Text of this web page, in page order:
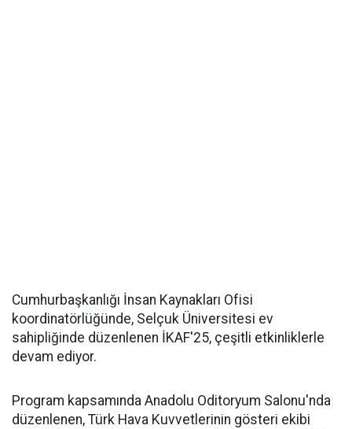
Cumhurbaşkanlığı İnsan Kaynakları Ofisi
koordinatörlüğünde, Selçuk Üniversitesi ev
sahipliğinde düzenlenen İKAF'25, çeşitli etkinliklerle
devam ediyor.
Program kapsamında Anadolu Oditoryum Salonu'nda
düzenlenen, Türk Hava Kuvvetlerinin gösteri ekibi